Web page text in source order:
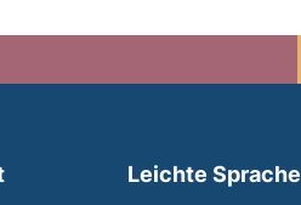
Leichte Sprache